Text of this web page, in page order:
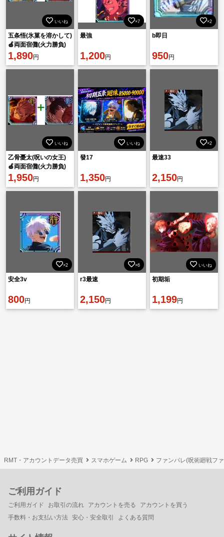
いいね
五条悟(氷菓を溶かして)
🍏両面宿儺(火力勝負)
🍏廻珠90000個
1,890円
×7
最強
1,200円
×2
b即日
950円
いいね
乙骨憂太(呪いの女王)
🍏両面宿儺(火力勝負)
🍏廻珠80000個
1,950円
いいね
發17
1,350円
×2
最速33
2,150円
×2
安全3v
800円
×6
r3最速
2,150円
いいね
初期垢
1,199円
RMT・アカウントデータ売買 スマホゲーム RPG ファンパレ(呪術廻戦フ
ご利用ガイド
ご利用ガイド お取引の流れ アカウントを売る
アカウントを買う
手数料・お支払い方法 安心・安全取引 よくある質問